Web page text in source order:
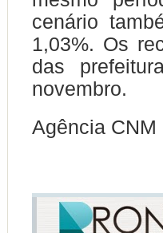
cenário
1,03%. Os
das
novembro.
Agência CNM